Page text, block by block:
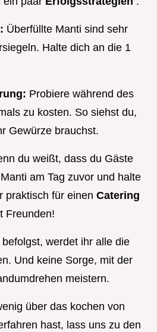
Überfüllte Manti sind sehr
Halte dich an die 1
Probiere während des
zu kosten. So siehst du,
Gewürze brauchst.
du weißt, dass du Gäste
am Tag zuvor und halte
praktisch für einen Catering
Freunden!
werdet ihr alle die
Und keine Sorge, mit der
meistern.
über das kochen von
hast, lass uns zu den